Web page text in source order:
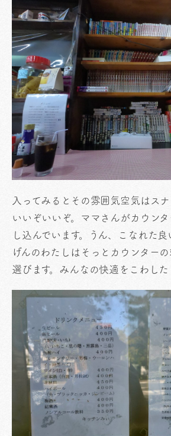
入ってみるとその雰囲気空気はス
いいぞいいぞ。ママさんがカウン
し込んでいます。うん、こなれた
げんのわたしはそっとカウンター
選びます。みんなの快適をこわした